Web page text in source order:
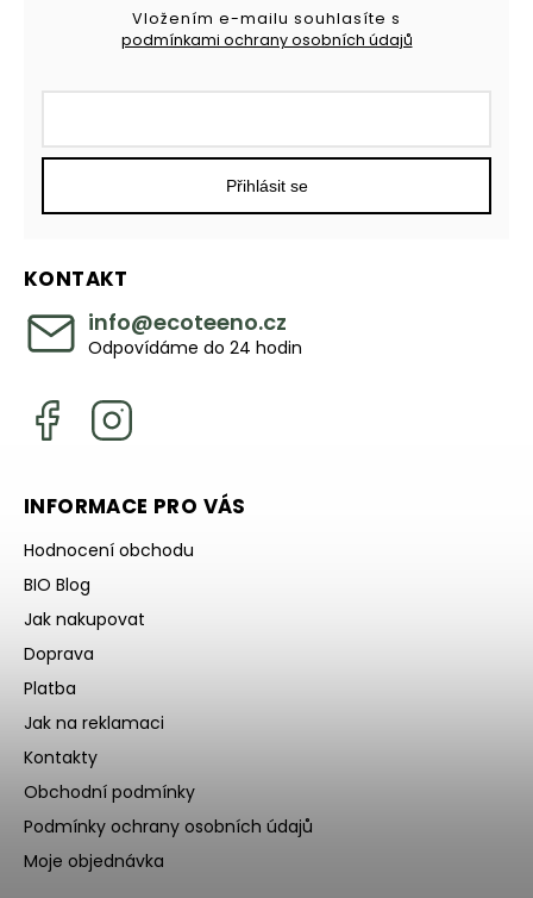
KONTAKT
info@ecoteeno.cz
Odpovídáme do 24 hodin
Vložením e-mailu souhlasíte s
podmínkami ochrany osobních údajů
Přihlásit se
INFORMACE PRO VÁS
Hodnocení obchodu
BIO Blog
Jak nakupovat
Doprava
Platba
Jak na reklamaci
Kontakty
Obchodní podmínky
Podmínky ochrany osobních údajů
Moje objednávka